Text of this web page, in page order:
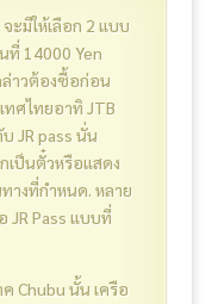
ะมีให้เลือก 2 แบบ
ที่ 14000 Yen
าวต้องซื้อก่อน
ศไทยอาทิ JTB
JR pass นั่น
เป็นตั๋วหรือแสดง
างที่กำหนด. หลาย
JR Pass แบบที่
Chubu นั้น เครือ